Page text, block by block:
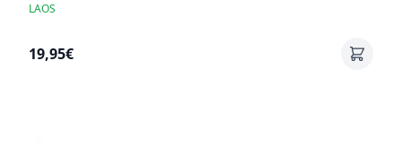
LAOS
19,95€